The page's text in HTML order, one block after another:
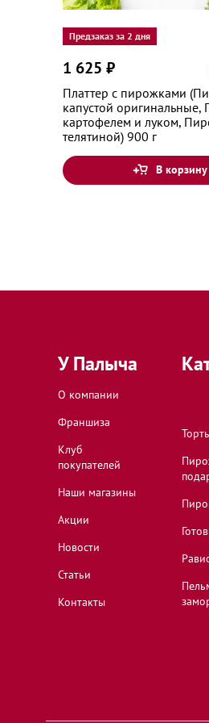
Предзаказ за 2 дня
1 625 ₽
Платтер с пирожками
капустой
картофелем и луком,
телятиной) 900 г
В корзину
У Палыча
О компании
Франшиза
Клуб
покупателей
Наши магазины
Акции
Новости
Статьи
Контакты